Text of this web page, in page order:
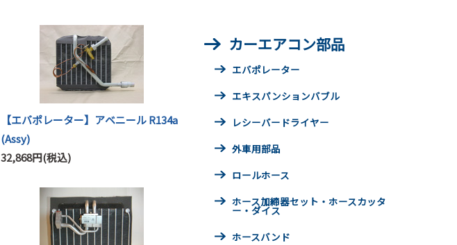
【エバポレーター】アベニール R134a
(Assy)
32,868円(税込)
カーエアコン部品
エバポレーター
エキスパンションバブル
レシーバードライヤー
外車用部品
ロールホース
ホース加締器セット・ホースカッタ
ー・ダイス
ホースバンド